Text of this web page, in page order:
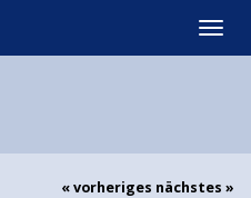
« vorheriges nächstes »